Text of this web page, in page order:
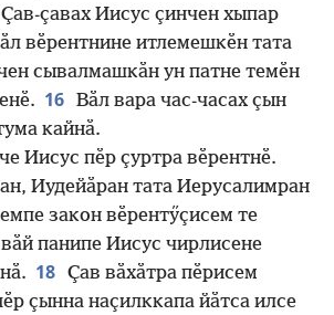
Ҫав-ҫавах Иисус ҫинчен хыпар
вӗрентнине итлемешкӗн тата
сывалмашкӑн ун патне темӗн
16 Вӑл вара час-часах ҫын
кайнӑ.
Иисус пӗр ҫуртра вӗрентнӗ.
Иудейӑран тата Иерусалимран
закон вӗрентӳҫисем те
вӑй панипе Иисус чирлисене
18 Ҫав вӑхӑтра пӗрисем
ҫынна наҫилккапа йӑтса илсе